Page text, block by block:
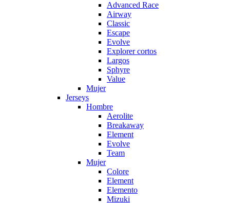
Advanced Race
Airway
Classic
Escape
Evolve
Explorer cortos
Largos
Sphyre
Value
Mujer
Jerseys
Hombre
Aerolite
Breakaway
Element
Evolve
Team
Mujer
Colore
Element
Elemento
Mizuki